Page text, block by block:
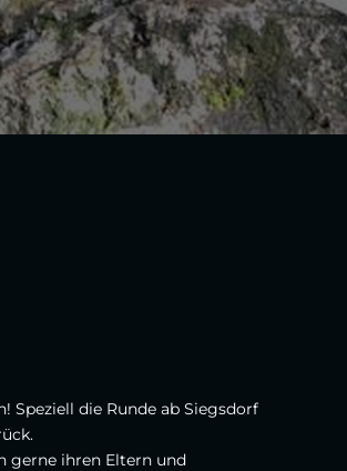
Speziell die Runde ab Siegsdorf
gerne ihren Eltern und